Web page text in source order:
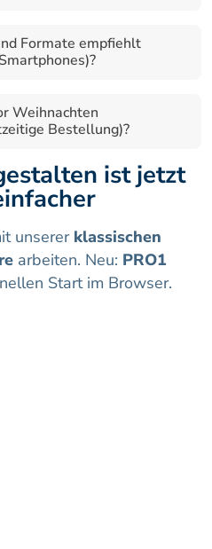
Formate empfiehlt
Weihnachten
Bestellung)?
ist jetzt
unserer klassischen
arbeiten. Neu: PRO1
Start im Browser.